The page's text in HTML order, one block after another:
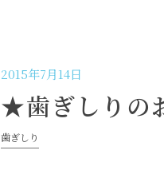
2015年7月14日
★歯ぎしりの
歯ぎしり